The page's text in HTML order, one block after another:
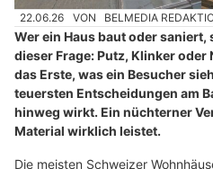
22.06.26 VON BELMEDIA
Wer ein Haus baut oder
dieser Frage: Putz, Klinker oder
das Erste, was ein Besucher
teuersten Entscheidungen am
hinweg wirkt. Ein nüchterner
Material wirklich leistet.
Die meisten Schweizer